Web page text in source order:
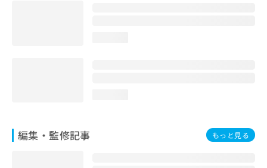
編集・監修記事 もっと見る